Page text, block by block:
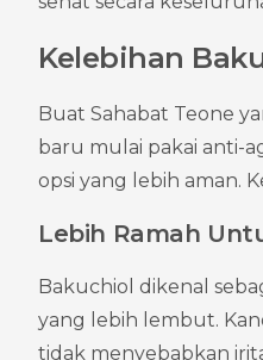
Kelebihan
Buat Sahabat Teone
baru mulai pakai anti-
opsi yang lebih aman.
Lebih Ramah
Bakuchiol dikenal
yang lebih lembut.
tidak menyebabkan